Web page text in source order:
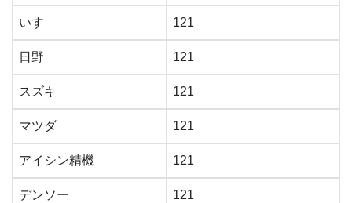
いすゞ 121
日野 121
スズキ 121
マツダ 121
アイシン精機 121
デンソー 121